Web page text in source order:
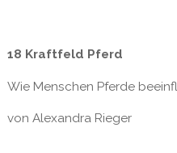
18 Kraftfeld Pferd
Wie Menschen Pferde
von Alexandra Rieger